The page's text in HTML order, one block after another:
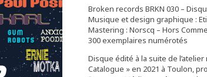
Broken records BRKN 030 –
Musique et design graphique :
Mastering : Norscq – Hors
300 exemplaires numérotés
Disque édité à la suite de
Catalogue » en 2021 à Toulon,